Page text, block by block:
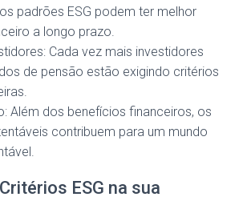
padrões ESG podem ter melhor
a longo prazo.
Cada vez mais investidores
de pensão estão exigindo critérios
Além dos benefícios financeiros, os
contribuem para um mundo
ESG na sua